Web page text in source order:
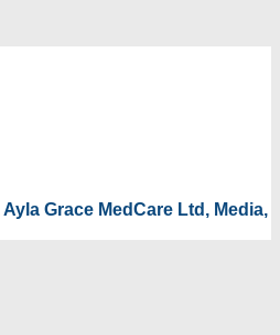
Grace MedCare Ltd, Media,